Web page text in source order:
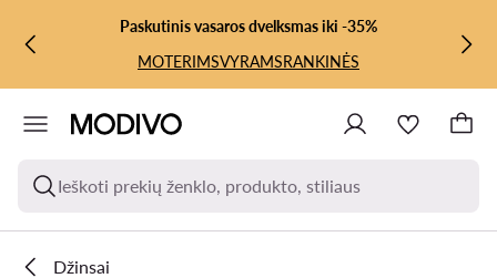
PEREITI PRIE PAGRINDINIO TURINIO
PEREITI Į PAIEŠKĄPaskutinis vasaros dvelksmas iki -35%
MOTERIMSVYRAMSRANKINĖS
Ieškoti prekių ženklo, produkto, stiliaus
Džinsai